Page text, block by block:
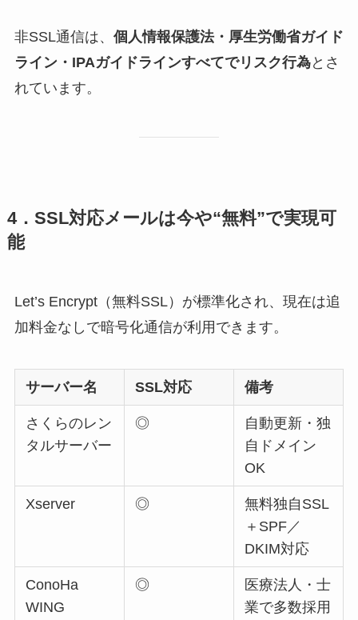
非SSL通信は、 個人情報保護法・厚生労働省ガイド
ライン・IPAガイドラインすべてでリスク行為とさ
れています。
4．SSL対応メールは今や“無料”で実現可
能
Let’s Encrypt（無料SSL）が標準化され、現在は追
加料金なしで暗号化通信が利用できます。
サーバー名 SSL対応 備考
さくらのレン
タルサーバー
◎
自動更新・独
自ドメイン
OK
Xserver ◎
無料独自SSL
＋SPF／
DKIM対応
ConoHa
WING
◎
医療法人・士
業で多数採用